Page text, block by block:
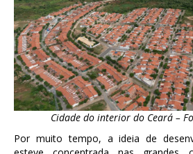
Cidade do interior do Ceará –
Por muito tempo, a ideia de